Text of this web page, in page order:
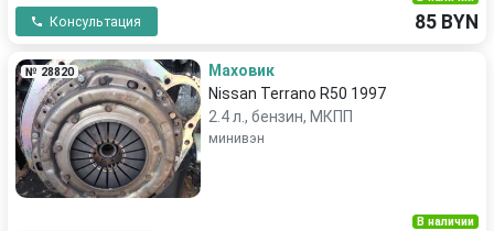
Консультация 85 BYN
№ 28820
Маховик
Nissan Terrano R50 1997
2.4 л., бензин, МКПП
минивэн
В наличии